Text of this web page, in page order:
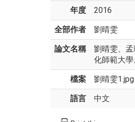
年度 2016
全部作者 劉晴雯
論文名稱
劉晴雯、
化師範大學
檔案 劉晴雯1.jpg
語言 中文